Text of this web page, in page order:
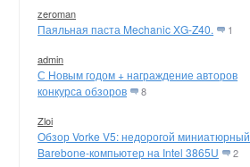
zeroman
Паяльная паста Mechanic XG-Z40. 1
admin
С Новым годом + награждение авторов
конкурса обзоров
8
Zloi
Обзор Vorke V5: недорогой миниатюрный
Barebone-компьютер на Intel 3865U
2